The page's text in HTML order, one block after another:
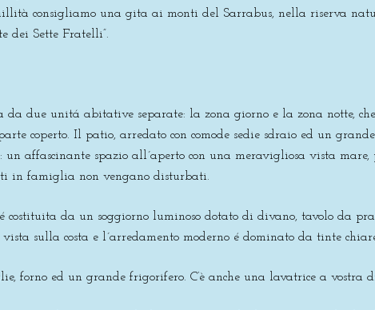
consigliamo una gita ai monti del Sarrabus, nella riserva
dei Sette Fratelli”.
da due unitá abitative separate: la zona giorno e la zona notte,
coperto. Il patio, arredato con comode sedie sdraio ed un
affascinante spazio all´aperto con una meravigliosa vista
in famiglia non vengano disturbati.
costituita da un soggiorno luminoso dotato di divano, tavolo da
vista sulla costa e l´arredamento moderno é dominato da tinte
forno ed un grande frigorifero. C’è anche una lavatrice a vostra